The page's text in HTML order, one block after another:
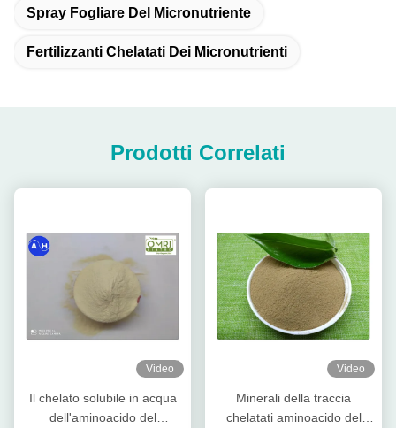
Spray Fogliare Del Micronutriente
Fertilizzanti Chelatati Dei Micronutrienti
Prodotti Correlati
Video
Il chelato solubile in acqua
dell'aminoacido del
Video
Minerali della traccia
chelatati aminoacido del